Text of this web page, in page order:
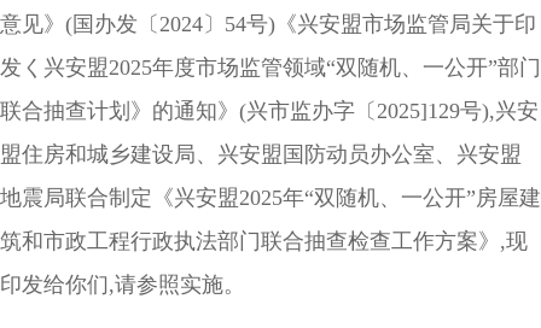
意见》(国办发〔2024〕54号)《兴安盟市场监管局关于印
发く兴安盟2025年度市场监管领域“双随机、一公开”部门
联合抽查计划》的通知》(兴市监办字〔2025]129号),兴安
盟住房和城乡建设局、兴安盟国防动员办公室、兴安盟
地震局联合制定《兴安盟2025年“双随机、一公开”房屋建
筑和市政工程行政执法部门联合抽查检查工作方案》,现
印发给你们,请参照实施。